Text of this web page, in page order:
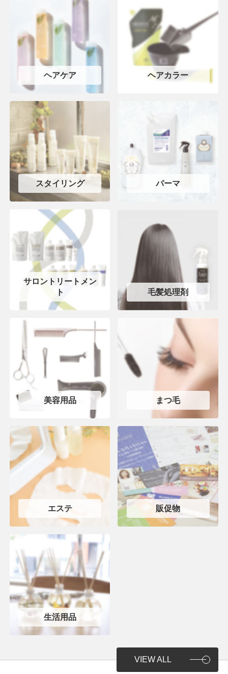
ヘアケア ヘアカラー
スタイリング パーマ
サロントリートメン
ト
毛髪処理剤
美容用品 まつ毛
エステ 販促物
生活用品
VIEW ALL